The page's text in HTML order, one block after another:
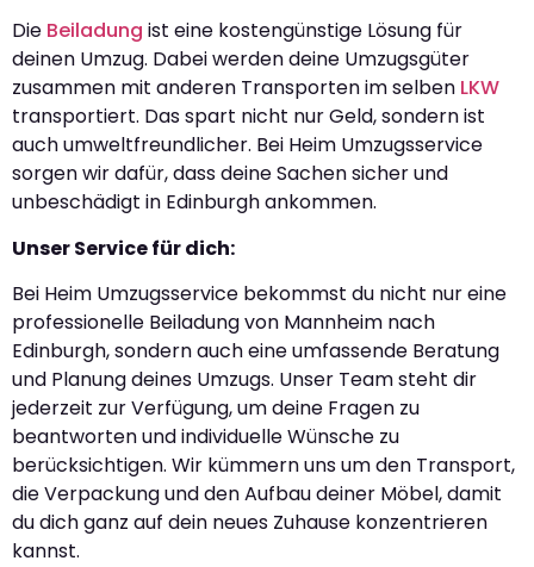
Die Beiladung ist eine kostengünstige Lösung für
deinen Umzug. Dabei werden deine Umzugsgüter
zusammen mit anderen Transporten im selben LKW
transportiert. Das spart nicht nur Geld, sondern ist
auch umweltfreundlicher. Bei Heim Umzugsservice
sorgen wir dafür, dass deine Sachen sicher und
unbeschädigt in Edinburgh ankommen.
Unser Service für dich:
Bei Heim Umzugsservice bekommst du nicht nur eine
professionelle Beiladung von Mannheim nach
Edinburgh, sondern auch eine umfassende Beratung
und Planung deines Umzugs. Unser Team steht dir
jederzeit zur Verfügung, um deine Fragen zu
beantworten und individuelle Wünsche zu
berücksichtigen. Wir kümmern uns um den Transport,
die Verpackung und den Aufbau deiner Möbel, damit
du dich ganz auf dein neues Zuhause konzentrieren
kannst.